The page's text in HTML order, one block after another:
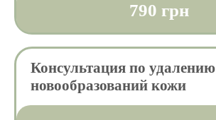
790 грн
Консультация по удалению
новообразований кожи